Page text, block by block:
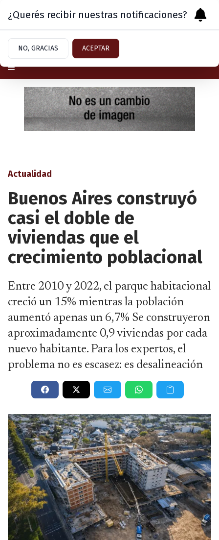
Viernes 7 de Agosto
Actualidad
Buenos Aires construyó
casi el doble de
viviendas que el
crecimiento poblacional
Entre 2010 y 2022, el parque habitacional
creció un 15% mientras la población
aumentó apenas un 6,7% Se construyeron
aproximadamente 0,9 viviendas por cada
nuevo habitante. Para los expertos, el
problema no es escasez: es desalineación
¿Querés recibir nuestras notificaciones?
NO, GRACIAS ACEPTAR